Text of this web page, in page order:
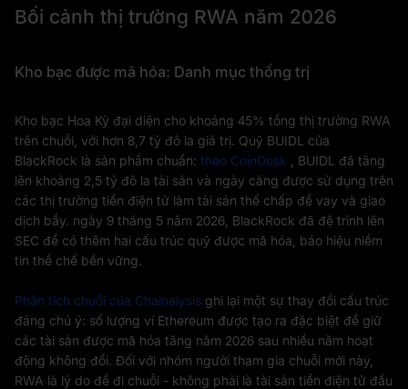
Bối cảnh thị trường RWA năm 2026
Kho bạc được mã hóa: Danh mục thống trị
Kho bạc Hoa Kỳ đại diện cho khoảng 45% tổng thị trường RWA
trên chuỗi, với hơn 8,7 tỷ đô la giá trị. Quỹ BUIDL của
BlackRock là sản phẩm chuẩn: theo CoinDesk
, BUIDL đã tăng
lên khoảng 2,5 tỷ đô la tài sản và ngày càng được sử dụng trên
các thị trường tiền điện tử làm tài sản thế chấp để vay và giao
dịch bẩy. ngày 9 tháng 5 năm 2026, BlackRock đã đệ trình lên
SEC để có thêm hai cấu trúc quỹ được mã hóa, báo hiệu niềm
tin thể chế bền vững.
Phân tích chuỗi của Chainalysis ghi lại một sự thay đổi cấu trúc
đáng chú ý: số lượng ví Ethereum được tạo ra đặc biệt để giữ
các tài sản được mã hóa tăng năm 2026 sau nhiều năm hoạt
động không đổi. Đối với nhóm người tham gia chuỗi mới này,
RWA là lý do để đi chuỗi - không phải là tài sản tiền điện tử đầu